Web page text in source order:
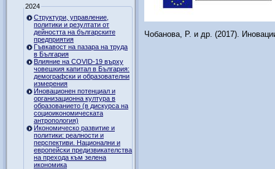
2024
Структури, управление,
политики и резултати от
дейността на българските
предприятия
Гъвкавост на пазара на труда
в България
Влияние на COVID-19 върху
човешкия капитал в България:
демографски и образователни
измерения
Иновационен потенциал и
организационна култура в
образованието (в дискурса на
социоикономическата
антропология)
Икономическо развитие и
политики: реалности и
перспективи. Национални и
европейски предизвикателства
на прехода към зелена
икономика
Чобанова, Р. и др. (2017).